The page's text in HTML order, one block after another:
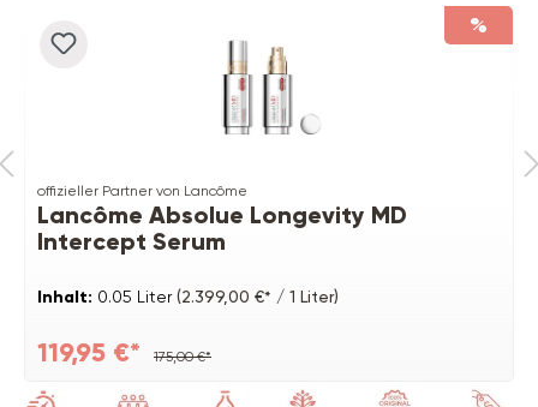
%
offizieller Partner von Lancôme
Lancôme Absolue Longevity MD
Intercept Serum
Inhalt: 0.05 Liter(2.399,00 €* / 1 Liter)
119,95 €* 175,00 €*